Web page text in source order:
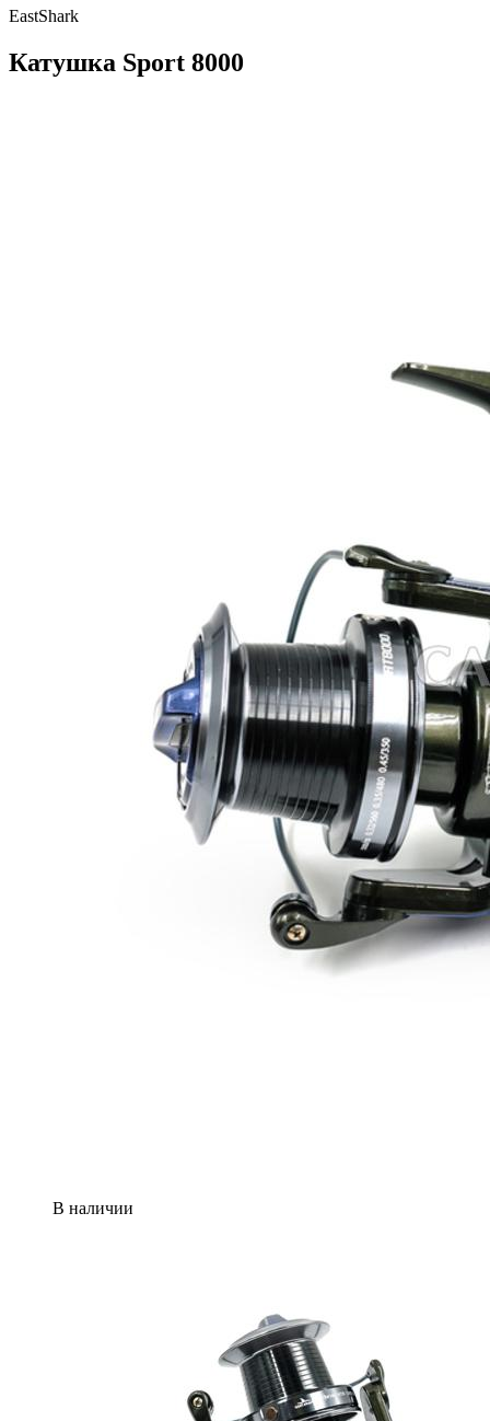
EastShark
Катушка Sport 8000
В наличии